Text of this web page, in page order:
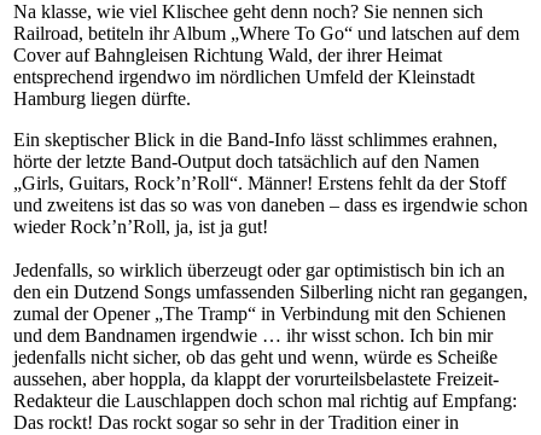
Na klasse, wie viel Klischee geht denn noch? Sie nennen sich
Railroad, betiteln ihr Album „Where To Go“ und latschen auf dem
Cover auf Bahngleisen Richtung Wald, der ihrer Heimat
entsprechend irgendwo im nördlichen Umfeld der Kleinstadt
Hamburg liegen dürfte.
Ein skeptischer Blick in die Band-Info lässt schlimmes erahnen,
hörte der letzte Band-Output doch tatsächlich auf den Namen
„Girls, Guitars, Rock’n’Roll“. Männer! Erstens fehlt da der Stoff
und zweitens ist das so was von daneben – dass es irgendwie schon
wieder Rock’n’Roll, ja, ist ja gut!
Jedenfalls, so wirklich überzeugt oder gar optimistisch bin ich an
den ein Dutzend Songs umfassenden Silberling nicht ran gegangen,
zumal der Opener „The Tramp“ in Verbindung mit den Schienen
und dem Bandnamen irgendwie … ihr wisst schon. Ich bin mir
jedenfalls nicht sicher, ob das geht und wenn, würde es Scheiße
aussehen, aber hoppla, da klappt der vorurteilsbelastete Freizeit-
Redakteur die Lauschlappen doch schon mal richtig auf Empfang:
Das rockt! Das rockt sogar so sehr in der Tradition einer in